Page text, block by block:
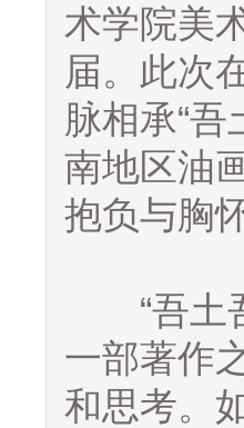
术学院美
届。此次
脉相承“
南地区油
抱负与胸怀
“吾土吾
一部著作
和思考。